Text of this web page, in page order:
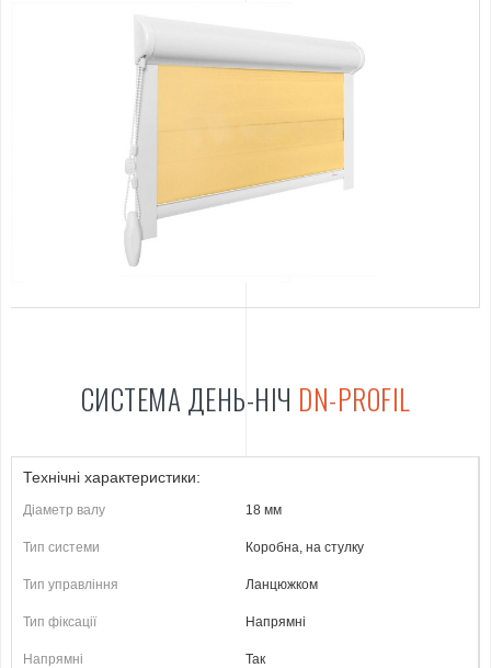
СИСТЕМА ДЕНЬ-НІЧ DN-PROFIL
Технічні характеристики:
Діаметр валу 18 мм
Тип системи Коробна, на стулку
Тип управління Ланцюжком
Тип фіксації Напрямні
Напрямні Так